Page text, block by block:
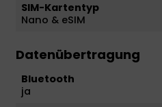
SIM-Kartentyp
Nano & eSIM
Datenübertragung
Bluetooth
ja